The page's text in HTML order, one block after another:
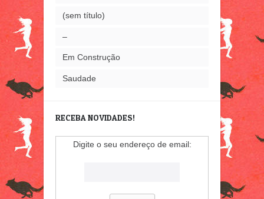
(sem título)
–
Em Construção
Saudade
RECEBA NOVIDADES!
Digite o seu endereço de email: